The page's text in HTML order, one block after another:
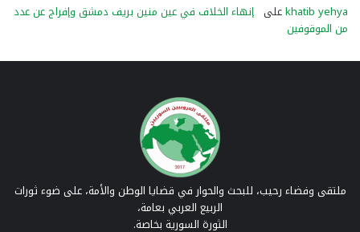
khatib yehyaعلى إنهاء الخلاف في عين منين بريف دمشق وإفراج عن عدد
من الموقوفين
ملتقى وفضاء رحيب، للبحث والحوار في قضايا الوطن والأمة، على ضوء ثورات
الربيع العربي بعامة،
الثورة السورية بخاصة.